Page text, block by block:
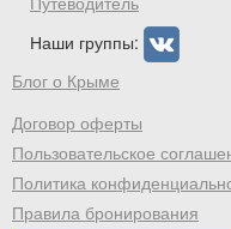
Наши группы:
Блог о Крыме
Договор оферты
Пользовательское
Политика
Правила бронирования
промокод